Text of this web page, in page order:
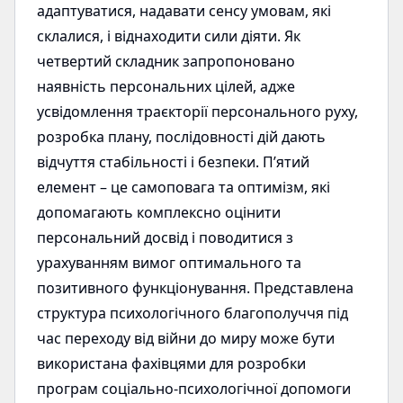
адаптуватися, надавати сенсу умовам, які
склалися, і віднаходити сили діяти. Як
четвертий складник запропоновано
наявність персональних цілей, адже
усвідомлення траєкторії персонального руху,
розробка плану, послідовності дій дають
відчуття стабільності і безпеки. П’ятий
елемент – це самоповага та оптимізм, які
допомагають комплексно оцінити
персональний досвід і поводитися з
урахуванням вимог оптимального та
позитивного функціонування. Представлена
структура психологічного благополуччя під
час переходу від війни до миру може бути
використана фахівцями для розробки
програм соціально-психологічної допомоги